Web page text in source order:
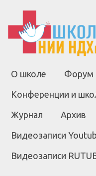
О школе Форум
Конференции и
Журнал Архив
Видеозаписи
Видеозаписи